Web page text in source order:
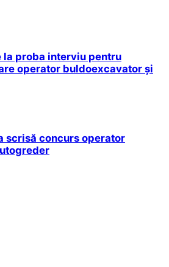
la proba interviu pentru
operator buldoexcavator și
scrisă concurs operator